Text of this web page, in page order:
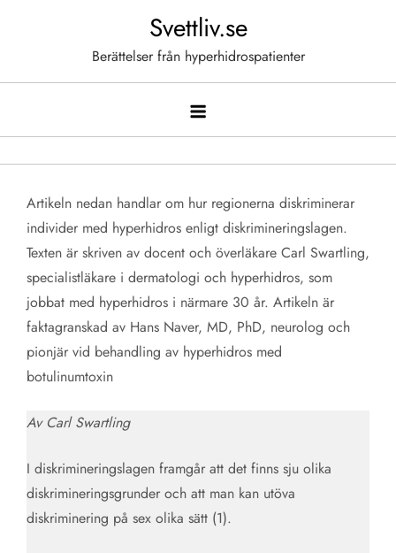
Svettliv.se
Berättelser från hyperhidrospatienter
Artikeln nedan handlar om hur regionerna diskriminerar
individer med hyperhidros enligt diskrimineringslagen.
Texten är skriven av docent och överläkare Carl Swartling,
specialistläkare i dermatologi och hyperhidros, som
jobbat med hyperhidros i närmare 30 år. Artikeln är
faktagranskad av Hans Naver, MD, PhD, neurolog och
pionjär vid behandling av hyperhidros med
botulinumtoxin
Av Carl Swartling
I diskrimineringslagen framgår att det finns sju olika
diskrimineringsgrunder och att man kan utöva
diskriminering på sex olika sätt (1).